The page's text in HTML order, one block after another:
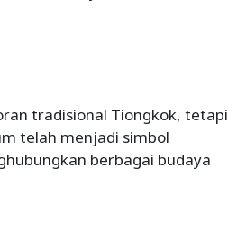
tradisional Tiongkok, tetapi
telah menjadi simbol
berbagai budaya